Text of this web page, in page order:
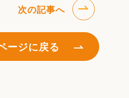
ージに戻る
次の記事へ